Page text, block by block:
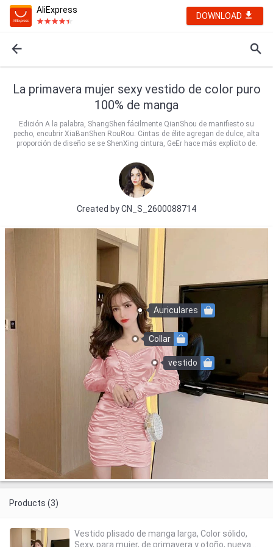
AliExpress
DOWNLOAD
La primavera mujer sexy vestido de color puro
100% de manga
Edición A la palabra, ShangShen fácilmente QianShou de manifiesto su
pecho, encubrir XiaBanShen RouRou. Cintas de élite agregan de dulce, alta
proporción de diseño se se ShenXing cintura, GeEr hace más explícito de.
Created byCN_S_2600088714
vestido
Auriculares
Collar
Products (3)
Vestido plisado de manga larga, Color sólido,
Sexy, para mujer, de primavera y otoño, nueva